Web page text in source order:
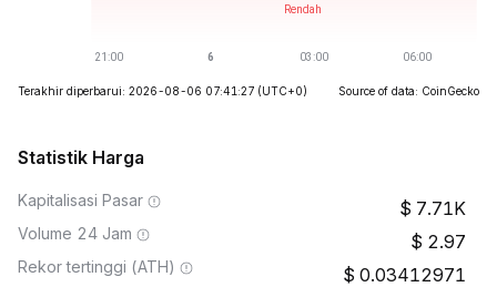
Terakhir diperbarui: 2026-08-06 07:41:27 (UTC+0) Source of data: CoinGecko
Statistik Harga
Kapitalisasi Pasar 7.71K
Volume 24 Jam 2.97
Rekor tertinggi (ATH) 0.03412971